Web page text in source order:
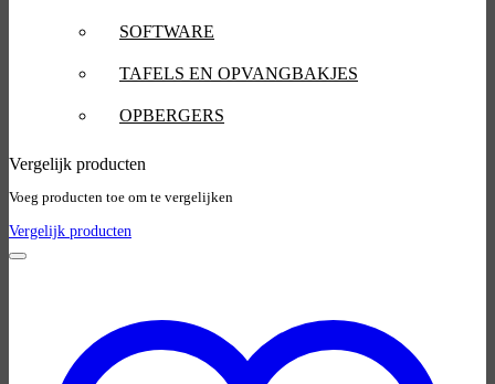
SOFTWARE
TAFELS EN OPVANGBAKJES
OPBERGERS
Vergelijk producten
Voeg producten toe om te vergelijken
Vergelijk producten